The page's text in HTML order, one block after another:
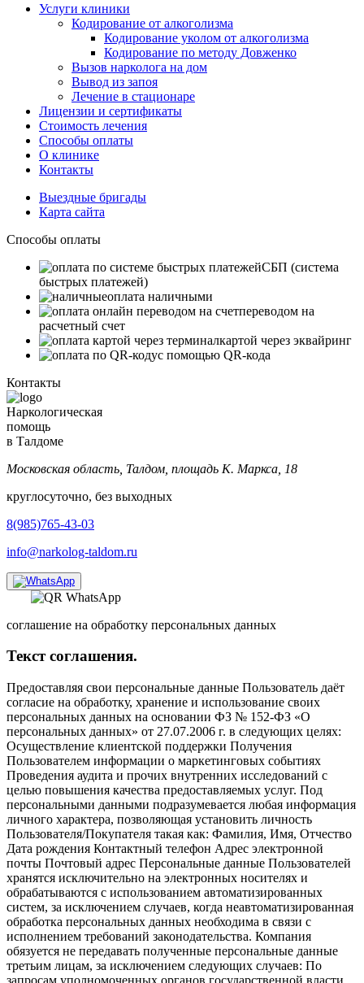
Услуги клиники
Кодирование от алкоголизма
Кодирование уколом от алкоголизма
Кодирование по методу Довженко
Вызов нарколога на дом
Вывод из запоя
Лечение в стационаре
Лицензии и сертификаты
Стоимость лечения
Способы оплаты
О клинике
Контакты
Выездные бригады
Карта сайта
Способы оплаты
СБП (система
быстрых платежей)
оплата наличными
переводом на
расчетный счет
картой через эквайринг
с помощью QR-кода
Контакты
Наркологическая
помощь
в Талдоме
Московская область, Талдом, площадь К. Маркса, 18
круглосуточно, без выходных
8(985)765-43-03
info@narkolog-taldom.ru
соглашение на обработку персональных данных
Текст соглашения.
Предоставляя свои персональные данные Пользователь даёт
согласие на обработку, хранение и использование своих
персональных данных на основании ФЗ № 152-ФЗ «О
персональных данных» от 27.07.2006 г. в следующих целях:
Осуществление клиентской поддержки Получения
Пользователем информации о маркетинговых событиях
Проведения аудита и прочих внутренних исследований с
целью повышения качества предоставляемых услуг. Под
персональными данными подразумевается любая информация
личного характера, позволяющая установить личность
Пользователя/Покупателя такая как: Фамилия, Имя, Отчество
Дата рождения Контактный телефон Адрес электронной
почты Почтовый адрес Персональные данные Пользователей
хранятся исключительно на электронных носителях и
обрабатываются с использованием автоматизированных
систем, за исключением случаев, когда неавтоматизированная
обработка персональных данных необходима в связи с
исполнением требований законодательства. Компания
обязуется не передавать полученные персональные данные
третьим лицам, за исключением следующих случаев: По
запросам уполномоченных органов государственной власти